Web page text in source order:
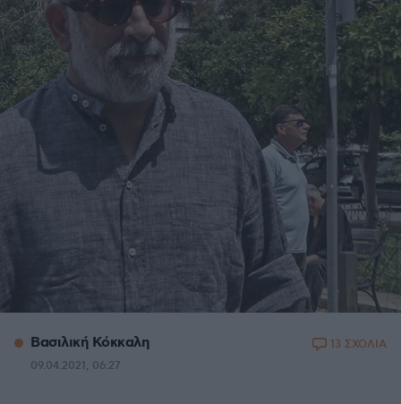
Βασιλική Κόκκαλη
09.04.2021, 06:27
13 ΣΧΟΛΙΑ